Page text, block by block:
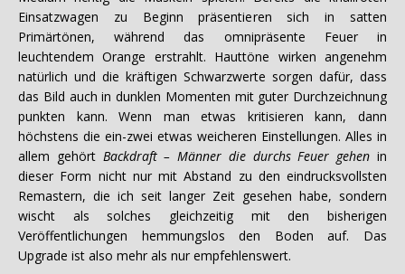
Einsatzwagen zu Beginn präsentieren sich in satten
Primärtönen, während das omnipräsente Feuer in
leuchtendem Orange erstrahlt. Hauttöne wirken angenehm
natürlich und die kräftigen Schwarzwerte sorgen dafür, dass
das Bild auch in dunklen Momenten mit guter Durchzeichnung
punkten kann. Wenn man etwas kritisieren kann, dann
höchstens die ein-zwei etwas weicheren Einstellungen. Alles in
allem gehört Backdraft – Männer die durchs Feuer gehen in
dieser Form nicht nur mit Abstand zu den eindrucksvollsten
Remastern, die ich seit langer Zeit gesehen habe, sondern
wischt als solches gleichzeitig mit den bisherigen
Veröffentlichungen hemmungslos den Boden auf. Das
Upgrade ist also mehr als nur empfehlenswert.